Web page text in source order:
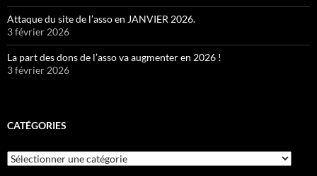
Attaque du site de l’asso en JANVIER 2026.
3 février 2026
La part des dons de l’asso va augmenter en 2026 !
3 février 2026
CATÉGORIES
Catégories